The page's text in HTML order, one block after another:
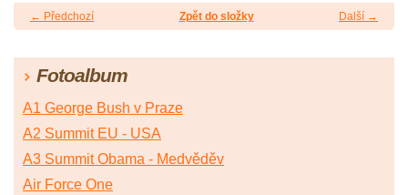
← Předchozí Další →
Zpět do složky
Fotoalbum
A1 George Bush v Praze
A2 Summit EU - USA
A3 Summit Obama - Medvěděv
Air Force One